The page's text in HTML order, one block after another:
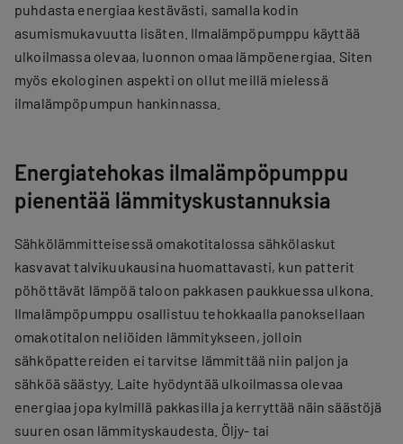
puhdasta energiaa kestävästi, samalla kodin
asumismukavuutta lisäten. Ilmalämpöpumppu käyttää
ulkoilmassa olevaa, luonnon omaa lämpöenergiaa. Siten
myös ekologinen aspekti on ollut meillä mielessä
ilmalämpöpumpun hankinnassa.
Energiatehokas ilmalämpöpumppu
pienentää lämmityskustannuksia
Sähkölämmitteisessä omakotitalossa sähkölaskut
kasvavat talvikuukausina huomattavasti, kun patterit
pöhöttävät lämpöä taloon pakkasen paukkuessa ulkona.
Ilmalämpöpumppu osallistuu tehokkaalla panoksellaan
omakotitalon neliöiden lämmitykseen, jolloin
sähköpattereiden ei tarvitse lämmittää niin paljon ja
sähköä säästyy. Laite hyödyntää ulkoilmassa olevaa
energiaa jopa kylmillä pakkasilla ja kerryttää näin säästöjä
suuren osan lämmityskaudesta. Öljy- tai